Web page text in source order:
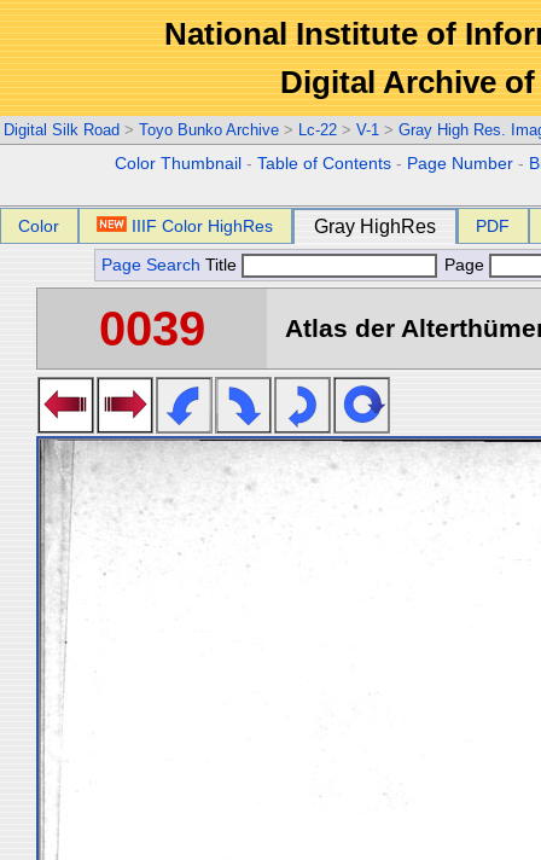
National Institute of
Digital Archive
Digital Silk Road > Toyo Bunko Archive > Lc-22 > V-1 > Gray High Res.
Color Thumbnail -Table of Contents - Page Number -
Color IIIF Color HighRes Gray HighRes PDF
Page Search Title Page
0039 Atlas der